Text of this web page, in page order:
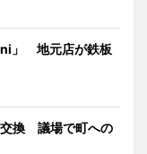
」 地元店が鉄板
交換 議場で町への